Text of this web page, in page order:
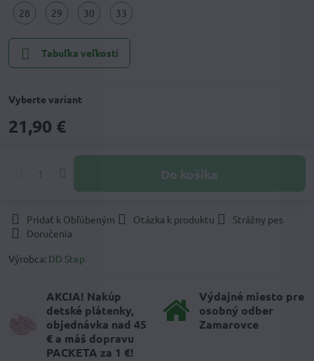
28
29 30 33
Tabuľka veľkostí
Vyberte variant
21,90 €
Do košíka
Pridať k Obľúbeným Otázka k produktu
Strážny pes
Doručenia
Výrobca: DD Step
AKCIA! Nakúp
detské plátenky,
objednávka nad 45
€ a máš dopravu
PACKETA za 1 €!
Výdajné miesto pre
osobný odber
Zamarovce